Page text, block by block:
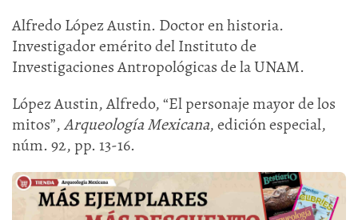
Alfredo López Austin. Doctor en historia.
Investigador emérito del Instituto de
Investigaciones Antropológicas de la UNAM.
López Austin, Alfredo, “El personaje mayor de los
mitos”,Arqueología Mexicana, edición especial,
núm. 92, pp. 13-16.